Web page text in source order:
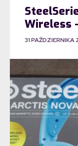
Wireless
31 PAŹDZIERNIKA